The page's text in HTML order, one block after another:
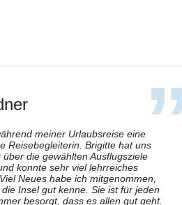
meiner Urlaubsreise eine
Reisebegleiterin. Brigitte hat uns
über die gewählten Ausflugsziele
konnte sehr viel lehrreiches
Neues habe ich mitgenommen,
Insel gut kenne. Sie ist für jeden
besorgt, dass es allen gut geht.